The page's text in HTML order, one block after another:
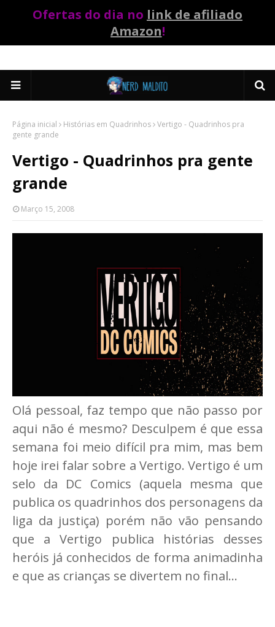
Ofertas do dia no link de afiliado
Amazon!
Página inicial Histórias em Quadrinhos Vertigo - Quadrinhos pra
gente grande
Vertigo - Quadrinhos pra gente
grande
Março 15, 2008
Olá pessoal, faz tempo que não passo por
aqui não é mesmo? Desculpem é que essa
semana foi meio difícil pra mim, mas bem
hoje irei falar sobre a Vertigo. Vertigo é um
selo da DC Comics (aquela mesma que
publica os quadrinhos dos personagens da
liga da justiça) porém não vão pensando
que a Vertigo publica histórias desses
heróis já conhecidos de forma animadinha
e que as crianças se divertem no final...